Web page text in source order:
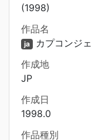
(1998)
作品名
ja カプコンジ
作成地
JP
作成日
1998.0
作品種別